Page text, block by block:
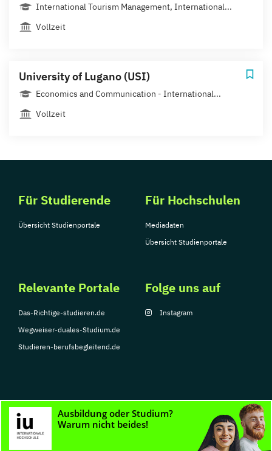
International Tourism Management, International...
Vollzeit
University of Lugano (USI)
Economics and Communication - International...
Vollzeit
Für Studierende
Übersicht Studienportale
Für Hochschulen
Mediadaten
Übersicht Studienportale
Relevante Portale
Das-Richtige-studieren.de
Wegweiser-duales-Studium.de
Studieren-berufsbegleitend.de
Folge uns auf
Instagram
© Copyright 2026, TarGroup Media GmbH
Nutzungsbedingungen